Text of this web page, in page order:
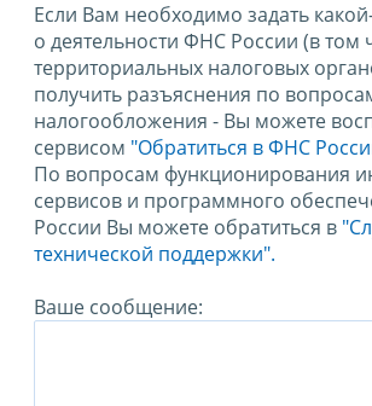
Если Вам необходимо задать
о деятельности ФНС России (в том
территориальных налоговых
получить разъяснения по
налогообложения - Вы можете
сервисом "Обратиться в ФНС
По вопросам функционирования
сервисов и программного
России Вы можете обратиться в
технической поддержки".
Ваше сообщение: